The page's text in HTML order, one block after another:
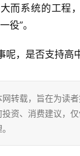
而系统的工程
役”。
呢，是否支持高
网转载，旨在为读
资、消费建议，